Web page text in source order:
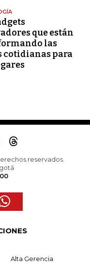
que están
las
cotidianas para
reservados.
Alta Gerencia